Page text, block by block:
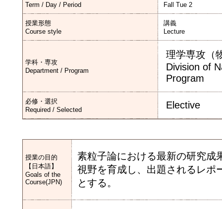
Term / Day / Period
Fall Tue 2
授業形態
Course style
講義
Lecture
学科・専攻
Department / Program
理学専攻（
Division of
Program
必修・選択
Required / Selected
Elective
授業の目的
【日本語】
Goals of the
Course(JPN)
素粒子論における最新の研究成
視野を育成し、出題されるレポ
とする。